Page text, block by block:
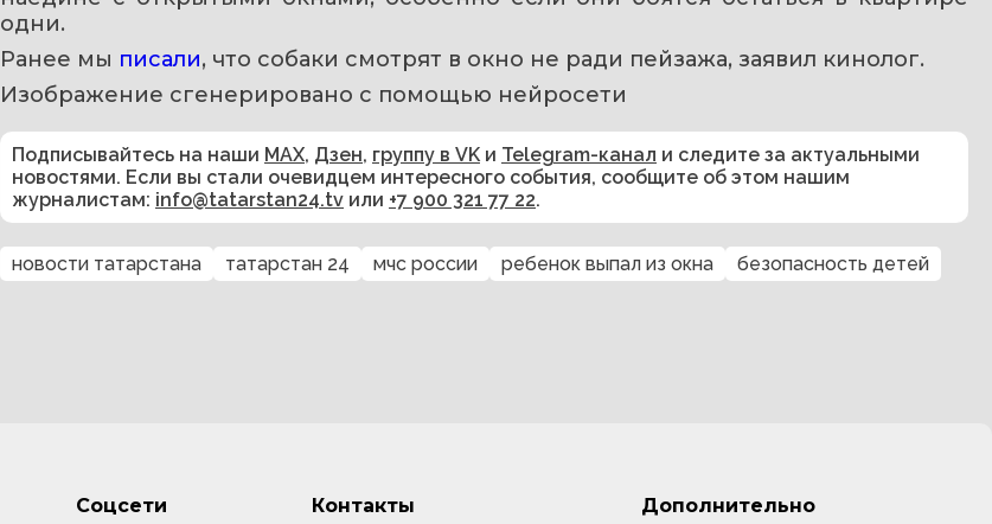
одни.
Ранее мы писали, что собаки смотрят в окно не ради пейзажа, заявил кинолог.
Изображение сгенерировано с помощью нейросети
Подписывайтесь на наши MAX, Дзен, группу в VK и Telegram-канал и следите за актуальными
новостями. Если вы стали очевидцем интересного события, сообщите об этом нашим
журналистам: info@tatarstan24.tv или +7 900 321 77 22.
новости татарстана татарстан 24 мчс россии ребенок выпал из окна безопасность детей
Соцсети Контакты Дополнительно